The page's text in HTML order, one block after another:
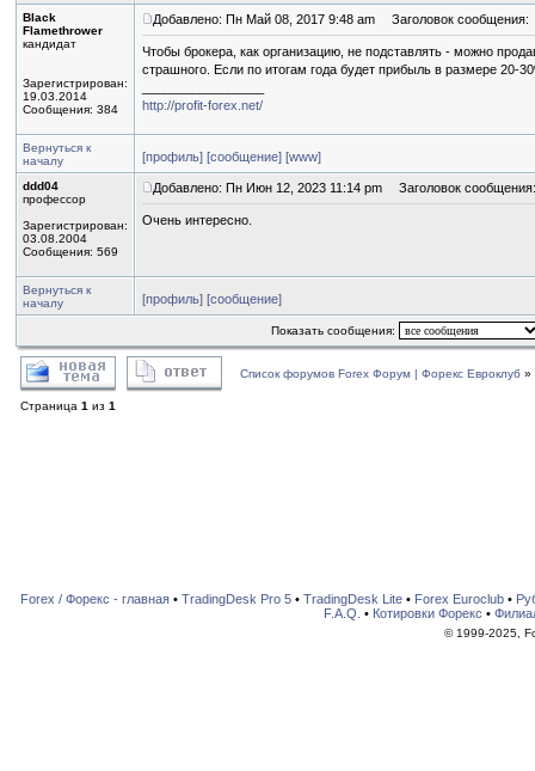
Black
Flamethrower
кандидат
Зарегистрирован:
19.03.2014
Сообщения: 384
Добавлено: Пн Май 08, 2017 9:48 am Заголовок сообщения:
Чтобы брокера, как организацию, не подставлять - можно
страшного. Если по итогам года будет прибыль в размере 20-
http://profit-forex.net/
Вернуться к
началу
[профиль] [сообщение] [www]
ddd04
профессор
Зарегистрирован:
03.08.2004
Сообщения: 569
Добавлено: Пн Июн 12, 2023 11:14 pm Заголовок сообщения:
Очень интересно.
Вернуться к
началу
[профиль] [сообщение]
Показать сообщения:
Список форумов Forex Форум | Форекс Евроклуб »
Страница 1 из 1
Forex / Форекс - главная• TradingDesk Pro 5• TradingDesk Lite• Forex Euroclub•
F.A.Q. • Котировки Форекс •
© 1999-2025,